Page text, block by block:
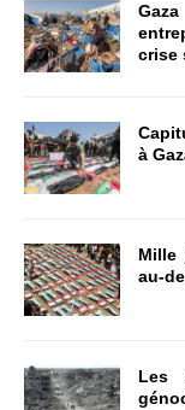
crise
à
Mille
au-
Les